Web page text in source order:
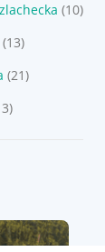
(10)
(13)
(21)